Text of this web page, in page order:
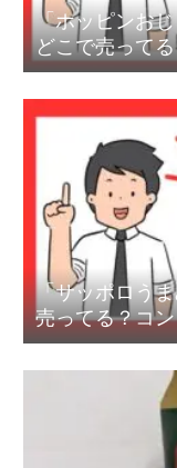
「ホッピンお
どこで売って
売？
「サッポロう
売ってる？コ
は？